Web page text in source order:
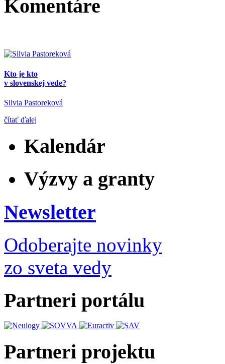
Komentáre
Kto je kto
v slovenskej vede?
Silvia Pastoreková
čítať ďalej
Kalendár
Výzvy a granty
Newsletter
Odoberajte novinky
zo sveta vedy
Partneri portálu
Partneri projektu